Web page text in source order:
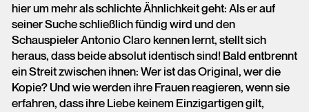
hier um mehr als schlichte Ähnlichkeit geht: Als er auf
seiner Suche schließlich fündig wird und den
Schauspieler Antonio Claro kennen lernt, stellt sich
heraus, dass beide absolut identisch sind! Bald entbrennt
ein Streit zwischen ihnen: Wer ist das Original, wer die
Kopie? Und wie werden ihre Frauen reagieren, wenn sie
erfahren, dass ihre Liebe keinem Einzigartigen gilt,